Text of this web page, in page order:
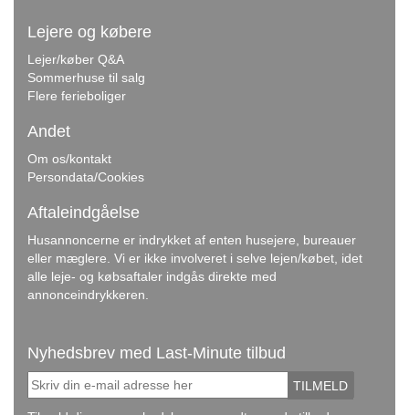
Lejere og købere
Lejer/køber Q&A
Sommerhuse til salg
Flere ferieboliger
Andet
Om os/kontakt
Persondata/Cookies
Aftaleindgåelse
Husannoncerne er indrykket af enten husejere, bureauer
eller mæglere. Vi er ikke involveret i selve lejen/købet, idet
alle leje- og købsaftaler indgås direkte med
annonceindrykkeren.
Nyhedsbrev med Last-Minute tilbud
TILMELD